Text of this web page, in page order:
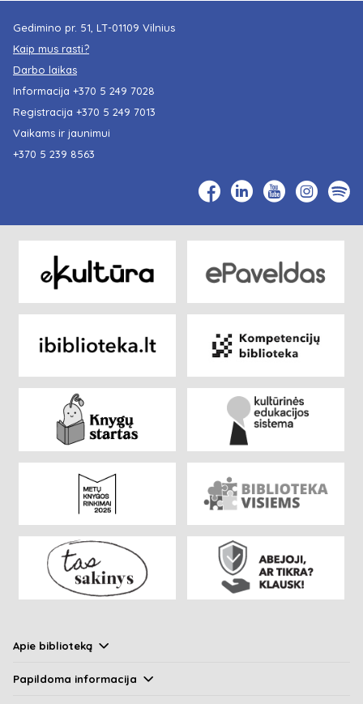
Gedimino pr. 51, LT-01109 Vilnius
Kaip mus rasti?
Darbo laikas
Informacija +370 5 249 7028
Registracija +370 5 249 7013
Vaikams ir jaunimui
+370 5 239 8563
Apie biblioteką
Papildoma informacija